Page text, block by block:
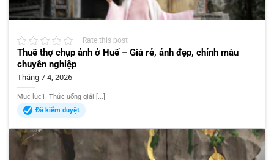
Rate this post
Thuê thợ chụp ảnh ở Huế – Giá rẻ, ảnh đẹp, chỉnh màu
chuyên nghiệp
Tháng 7 4, 2026
Mục lục1. Thức uống giải [...]
Đã kiểm duyệt